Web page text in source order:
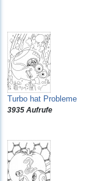
Turbo hat Probleme
3935 Aufrufe